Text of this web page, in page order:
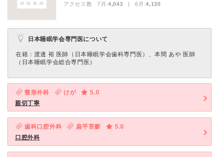
アクセス数 7月:4,043 | 6月:4,130
日本睡眠学会専門医について
在籍：渡邊 裕 医師（日本睡眠学会歯科専門医）、本間 あや 医師
（日本睡眠学会総合専門医）
整形外科 けが
5.0
親切丁寧
歯科口腔外科 扁平苔癬
5.0
口腔外科